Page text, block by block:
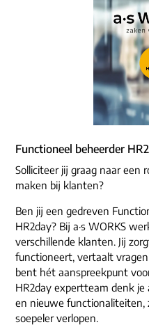
Functioneel beheerder
Solliciteer jij graag naar
maken bij klanten?
Ben jij een gedreven
HR2day? Bij a·s WORKS
verschillende klanten. Jij
functioneert, vertaalt
bent hét aanspreekpunt
HR2day expertteam denk
en nieuwe functionaliteiten,
soepeler verlopen.